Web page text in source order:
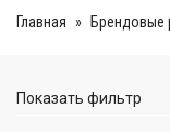
Главная Брендовые
Показать фильтр